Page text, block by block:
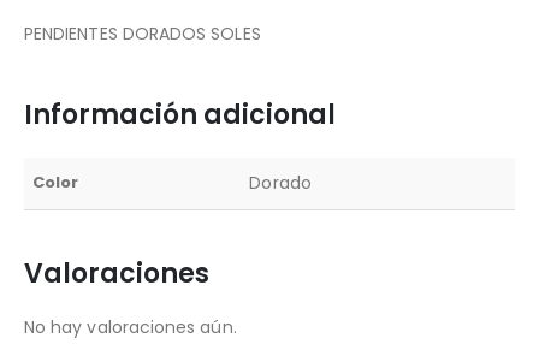
PENDIENTES DORADOS SOLES
Información adicional
Color Dorado
Valoraciones
No hay valoraciones aún.